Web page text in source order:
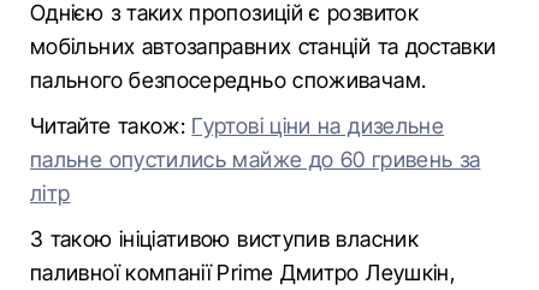
Однією з таких пропозицій є розвиток
мобільних автозаправних станцій та доставки
пального безпосередньо споживачам.
Читайте також: Гуртові ціни на дизельне
пальне опустились майже до 60 гривень за
літр
З такою ініціативою виступив власник
паливної компанії Prime Дмитро Леушкін,